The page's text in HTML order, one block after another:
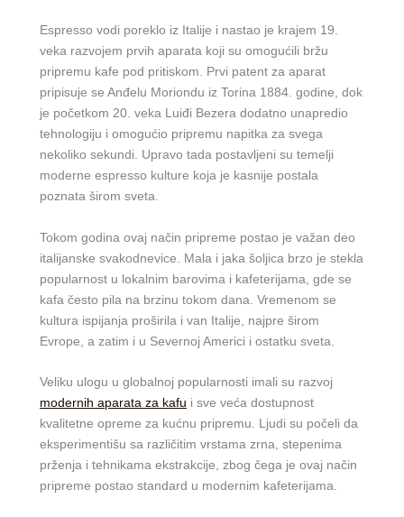
Espresso vodi poreklo iz Italije i nastao je krajem 19.
veka razvojem prvih aparata koji su omogućili bržu
pripremu kafe pod pritiskom. Prvi patent za aparat
pripisuje se Anđelu Moriondu iz Torina 1884. godine, dok
je početkom 20. veka Luiđi Bezera dodatno unapredio
tehnologiju i omogućio pripremu napitka za svega
nekoliko sekundi. Upravo tada postavljeni su temelji
moderne espresso kulture koja je kasnije postala
poznata širom sveta.
Tokom godina ovaj način pripreme postao je važan deo
italijanske svakodnevice. Mala i jaka šoljica brzo je stekla
popularnost u lokalnim barovima i kafeterijama, gde se
kafa često pila na brzinu tokom dana. Vremenom se
kultura ispijanja proširila i van Italije, najpre širom
Evrope, a zatim i u Severnoj Americi i ostatku sveta.
Veliku ulogu u globalnoj popularnosti imali su razvoj
modernih aparata za kafu i sve veća dostupnost
kvalitetne opreme za kućnu pripremu. Ljudi su počeli da
eksperimentišu sa različitim vrstama zrna, stepenima
prženja i tehnikama ekstrakcije, zbog čega je ovaj način
pripreme postao standard u modernim kafeterijama.